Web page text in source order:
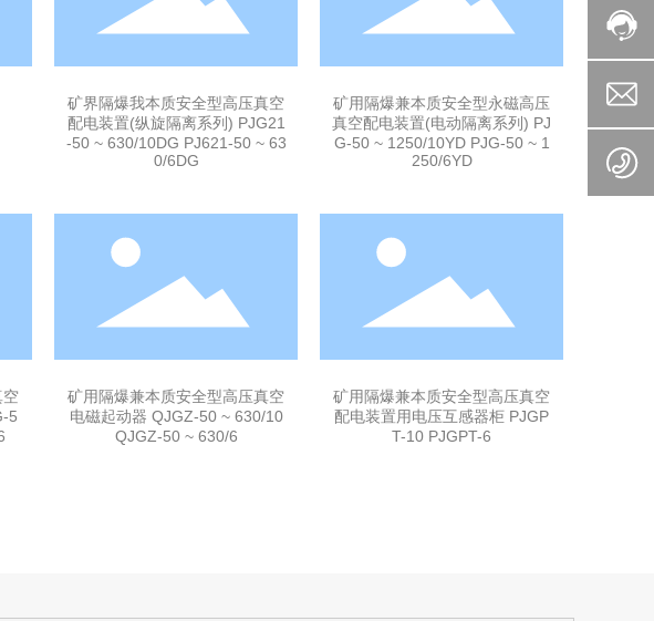
矿界隔爆我本质安全型高压真空
配电装置(纵旋隔离系列) PJG21
-50 ~ 630/10DG PJ621-50 ~ 63
0/6DG
矿用隔爆兼本质安全型永磁高压
真空配电装置(电动隔离系列) PJ
G-50 ~ 1250/10YD PJG-50 ~ 1
250/6YD
空
矿用隔爆兼本质安全型高压真空
电磁起动器 QJGZ-50 ~ 630/10
QJGZ-50 ~ 630/6
矿用隔爆兼本质安全型高压真空
配电装置用电压互感器柜 PJGP
T-10 PJGPT-6